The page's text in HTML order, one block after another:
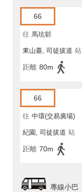
66
往 馬坑邨
東山臺, 司徒拔道 站
距離 80m
66
往 中環(交易廣場)
紀園, 司徒拔道 站
距離 70m
專線小巴